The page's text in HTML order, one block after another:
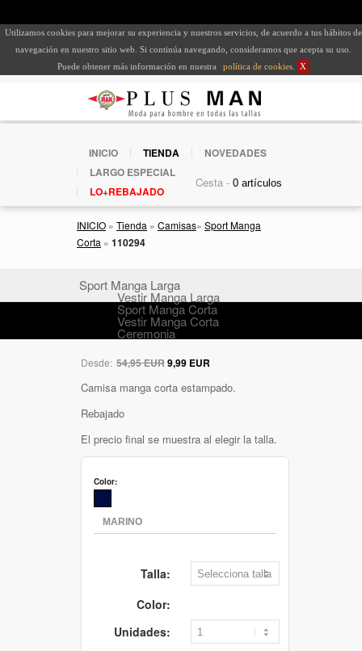
Utilizamos cookies para mejorar su experiencia y nuestros servicios, de acuerdo a tus hábitos de
navegación en nuestro sitio web. Si continúa navegando, consideramos que acepta su uso.
Puede obtener más información en nuestra
política de cookies X
INICIO TIENDA
NOVEDADES
LARGO ESPECIAL
LO+REBAJADO
Cesta -
INICIO » Tienda » Camisas» Sport Manga
Corta » 110294
Sport Manga Larga
Vestir Manga Larga
Sport Manga Corta
Vestir Manga Corta
Ceremonia
Desde: 54,95 EUR9,99 EUR
Camisa manga corta estampado.
Rebajado
El precio final se muestra al elegir la talla.
Color:
Talla:
Color:
Unidades: